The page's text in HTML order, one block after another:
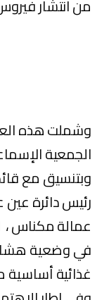
من انتشار
وشملت هذه
الجمعية
وبتنسيق مع
رئيس دائرة عين
في وضعية
غذائية أساسية